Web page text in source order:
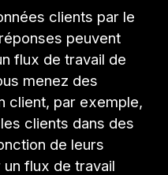
clients par le
peuvent
flux de travail de
menez des
client, par exemple,
clients dans des
de leurs
flux de travail